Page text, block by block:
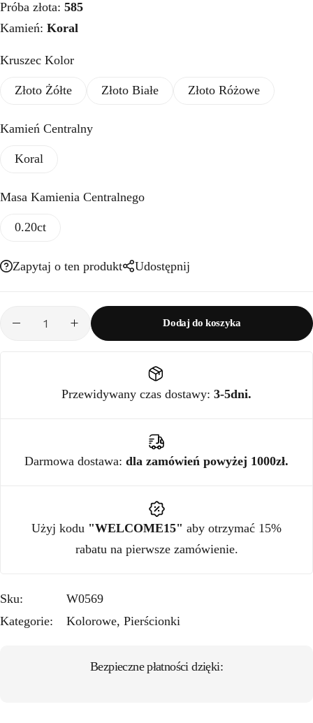
Próba złota: 585
Kamień: Koral
Kruszec Kolor
Złoto Żółte Złoto Białe Złoto Różowe
Kamień Centralny
Koral
Masa Kamienia Centralnego
0.20ct
Zapytaj o ten produkt Udostępnij
Dodaj do koszyka
Przewidywany czas dostawy: 3-5dni.
Darmowa dostawa: dla zamówień powyżej 1000zł.
Użyj kodu "WELCOME15" aby otrzymać 15%
rabatu na pierwsze zamówienie.
Sku:
W0569
Kategorie:
Kolorowe, Pierścionki
Bezpieczne płatności dzięki: